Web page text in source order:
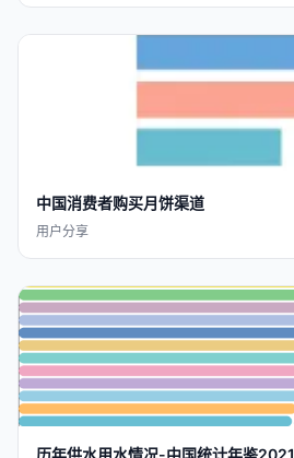
中国消费者购买月饼渠道
用户分享
历年供水用水情况-中国统计年鉴2021